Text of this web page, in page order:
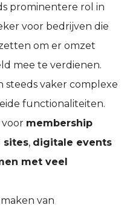
prominentere rol in
voor bedrijven die
om er omzet
mee te verdienen.
steeds vaker complexe
functionaliteiten.
voor membership
sites, digitale events
met veel
van